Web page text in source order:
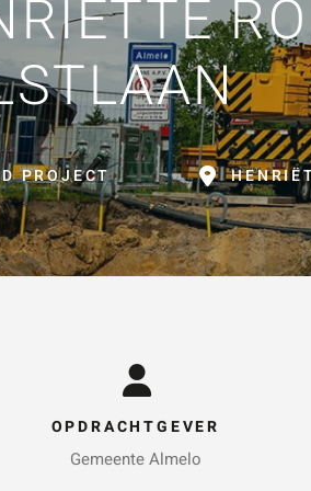
PROJECT
OPDRACHTGEVER
Gemeente Almelo